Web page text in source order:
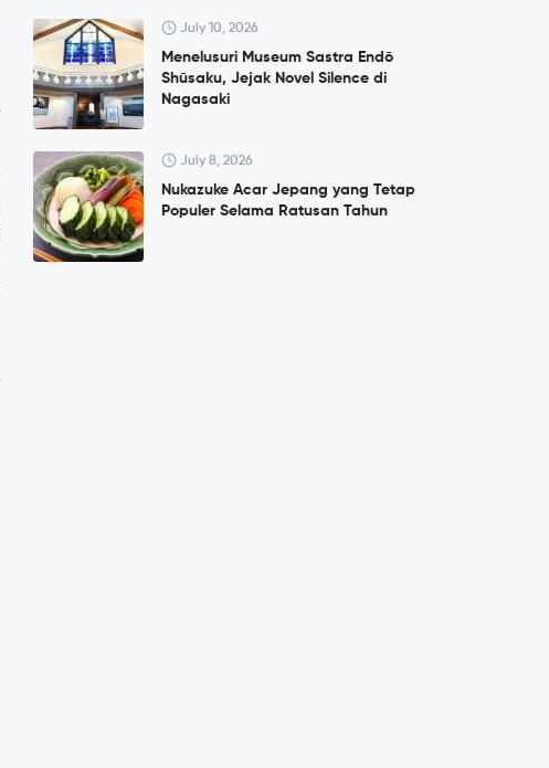
July 10, 2026
Menelusuri Museum Sastra Endō
Shūsaku, Jejak Novel Silence di
Nagasaki
July 8, 2026
Nukazuke Acar Jepang yang Tetap
Populer Selama Ratusan Tahun